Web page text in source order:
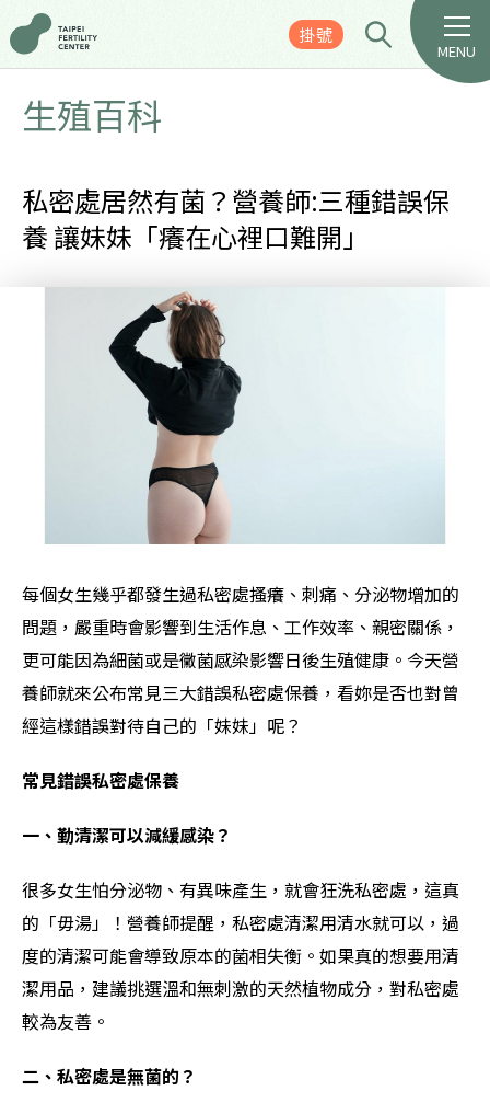
掛號
MENU
生殖百科
私密處居然有菌？營養師:三種錯誤保
養 讓妹妹「癢在心裡口難開」
每個女生幾乎都發生過私密處搔癢、刺痛、分泌物增加的
問題，嚴重時會影響到生活作息、工作效率、親密關係，
更可能因為細菌或是黴菌感染影響日後生殖健康。今天營
養師就來公布常見三大錯誤私密處保養，看妳是否也對曾
經這樣錯誤對待自己的「妹妹」呢？
常見錯誤私密處保養
一、勤清潔可以減緩感染？
很多女生怕分泌物、有異味產生，就會狂洗私密處，這真
的「毋湯」！營養師提醒，私密處清潔用清水就可以，過
度的清潔可能會導致原本的菌相失衡。如果真的想要用清
潔用品，建議挑選溫和無刺激的天然植物成分，對私密處
較為友善。
二、私密處是無菌的？